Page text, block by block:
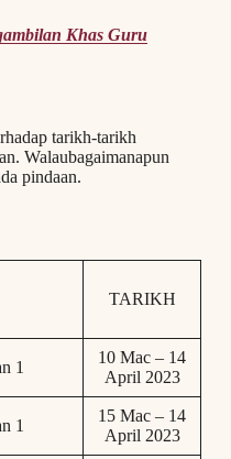
Khas Guru
tarikh-tarikh
Walaubagaimanapun
pindaan.
TARIKH
1
10 Mac – 14
April 2023
1
15 Mac – 14
April 2023